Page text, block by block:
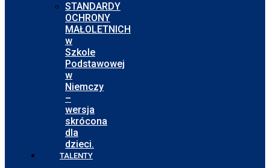
STANDARDY
OCHRONY
MAŁOLETNICH
w
Szkole
Podstawowej
w
Niemczy
–
wersja
skrócona
dla
dzieci.
TALENTY